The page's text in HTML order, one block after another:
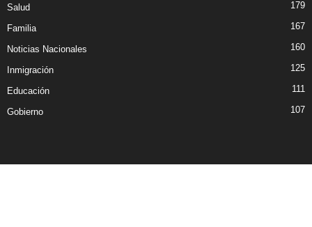
Salud 179
Familia 167
Noticias Nacionales 160
Inmigración 125
Educación 111
Gobierno 107